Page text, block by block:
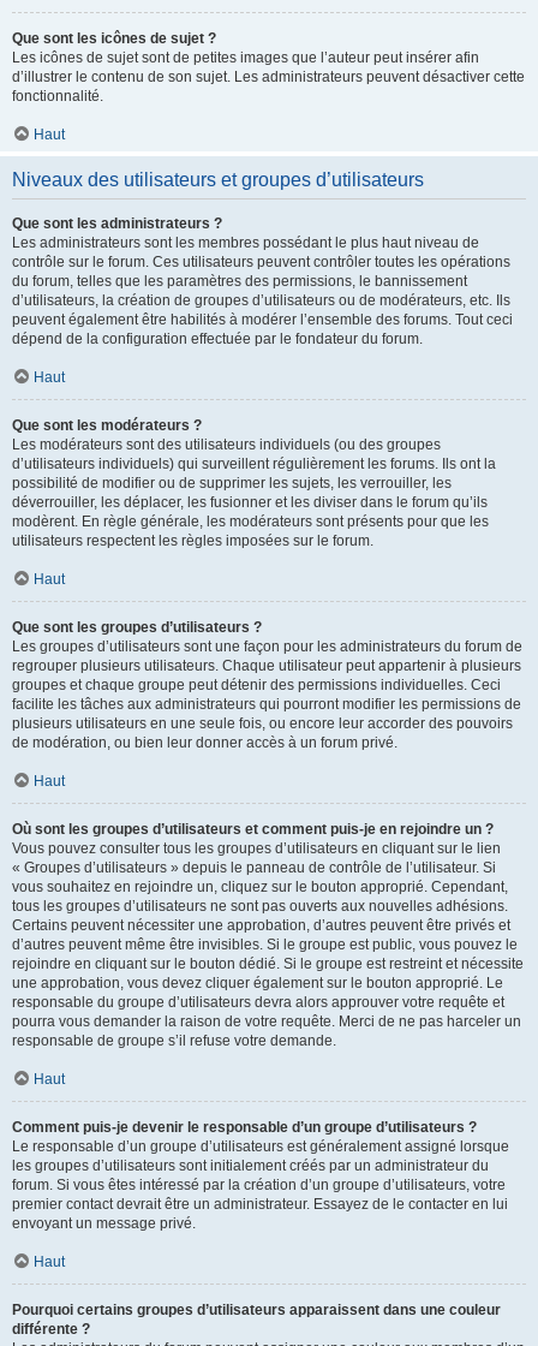
Que sont les icônes de sujet ?
Les icônes de sujet sont de petites images que l’auteur peut insérer afin
d’illustrer le contenu de son sujet. Les administrateurs peuvent désactiver cette
fonctionnalité.
Haut
Niveaux des utilisateurs et groupes d’utilisateurs
Que sont les administrateurs ?
Les administrateurs sont les membres possédant le plus haut niveau de
contrôle sur le forum. Ces utilisateurs peuvent contrôler toutes les opérations
du forum, telles que les paramètres des permissions, le bannissement
d’utilisateurs, la création de groupes d’utilisateurs ou de modérateurs, etc. Ils
peuvent également être habilités à modérer l’ensemble des forums. Tout ceci
dépend de la configuration effectuée par le fondateur du forum.
Haut
Que sont les modérateurs ?
Les modérateurs sont des utilisateurs individuels (ou des groupes
d’utilisateurs individuels) qui surveillent régulièrement les forums. Ils ont la
possibilité de modifier ou de supprimer les sujets, les verrouiller, les
déverrouiller, les déplacer, les fusionner et les diviser dans le forum qu’ils
modèrent. En règle générale, les modérateurs sont présents pour que les
utilisateurs respectent les règles imposées sur le forum.
Haut
Que sont les groupes d’utilisateurs ?
Les groupes d’utilisateurs sont une façon pour les administrateurs du forum de
regrouper plusieurs utilisateurs. Chaque utilisateur peut appartenir à plusieurs
groupes et chaque groupe peut détenir des permissions individuelles. Ceci
facilite les tâches aux administrateurs qui pourront modifier les permissions de
plusieurs utilisateurs en une seule fois, ou encore leur accorder des pouvoirs
de modération, ou bien leur donner accès à un forum privé.
Haut
Où sont les groupes d’utilisateurs et comment puis-je en rejoindre un ?
Vous pouvez consulter tous les groupes d’utilisateurs en cliquant sur le lien
« Groupes d’utilisateurs » depuis le panneau de contrôle de l’utilisateur. Si
vous souhaitez en rejoindre un, cliquez sur le bouton approprié. Cependant,
tous les groupes d’utilisateurs ne sont pas ouverts aux nouvelles adhésions.
Certains peuvent nécessiter une approbation, d’autres peuvent être privés et
d’autres peuvent même être invisibles. Si le groupe est public, vous pouvez le
rejoindre en cliquant sur le bouton dédié. Si le groupe est restreint et nécessite
une approbation, vous devez cliquer également sur le bouton approprié. Le
responsable du groupe d’utilisateurs devra alors approuver votre requête et
pourra vous demander la raison de votre requête. Merci de ne pas harceler un
responsable de groupe s’il refuse votre demande.
Haut
Comment puis-je devenir le responsable d’un groupe d’utilisateurs ?
Le responsable d’un groupe d’utilisateurs est généralement assigné lorsque
les groupes d’utilisateurs sont initialement créés par un administrateur du
forum. Si vous êtes intéressé par la création d’un groupe d’utilisateurs, votre
premier contact devrait être un administrateur. Essayez de le contacter en lui
envoyant un message privé.
Haut
Pourquoi certains groupes d’utilisateurs apparaissent dans une couleur
différente ?